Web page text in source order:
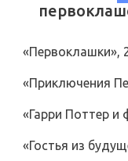
«Первоклашки»,
«Приключения
«Гарри Поттер и
«Гостья из